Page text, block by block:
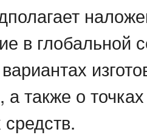
в глобальной
также о